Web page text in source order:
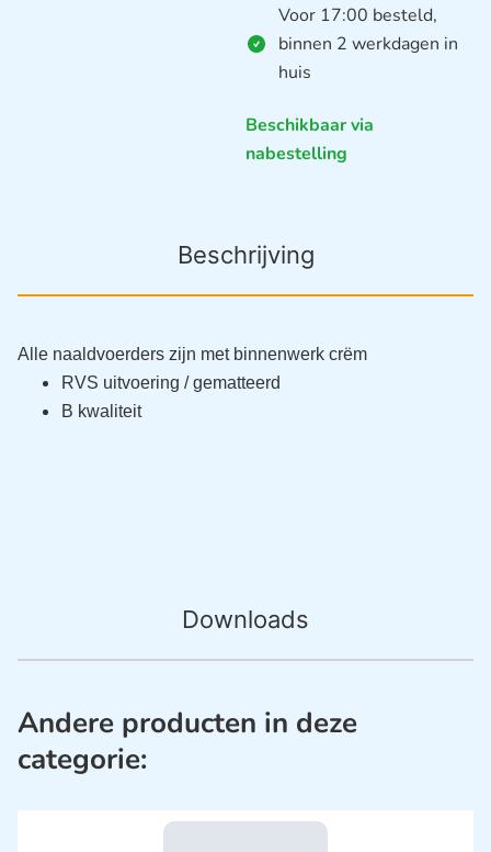
Voor 17:00 besteld,
binnen 2 werkdagen in
huis
Beschikbaar via
nabestelling
Beschrijving
Downloads
Alle naaldvoerders zijn met binnenwerk crëm
RVS uitvoering / gematteerd
B kwaliteit
Andere producten in deze
categorie: